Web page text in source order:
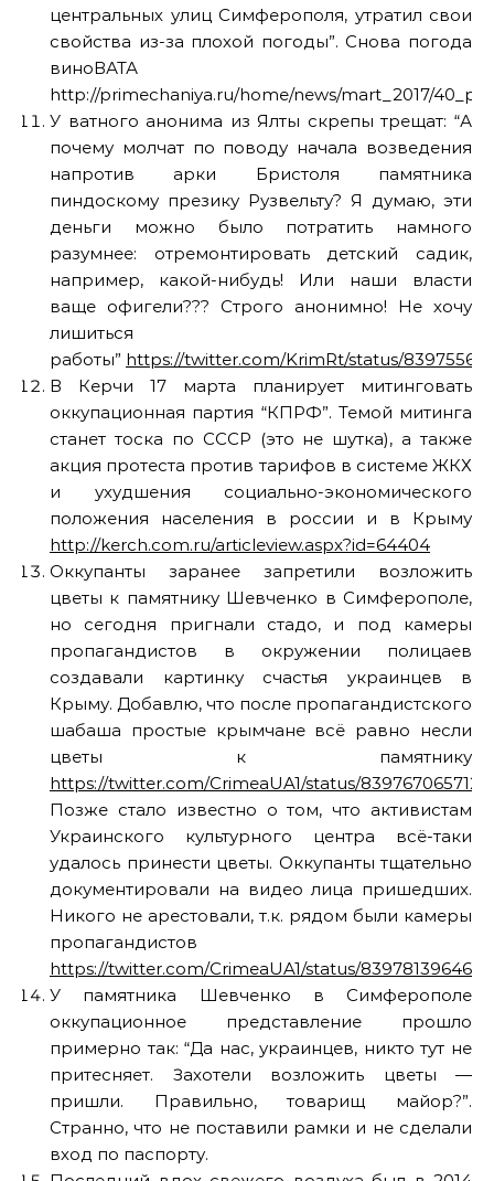
центральных улиц Симферополя, утратил свои
свойства из-за плохой погоды”. Снова погода
виноВАТА
http://primechaniya.ru/home/news/mart_2017/
У ватного анонима из Ялты скрепы трещат: “А
почему молчат по поводу начала возведения
напротив арки Бристоля памятника
пиндоскому презику Рузвельту? Я думаю, эти
деньги можно было потратить намного
разумнее: отремонтировать детский садик,
например, какой-нибудь! Или наши власти
ваще офигели??? Строго анонимно! Не хочу
лишиться
работы” https://twitter.com/KrimRt/status/
В Керчи 17 марта планирует митинговать
оккупационная партия “КПРФ”. Темой митинга
станет тоска по СССР (это не шутка), а также
акция протеста против тарифов в системе ЖКХ
и ухудшения социально-экономического
положения населения в россии и в Крыму
http://kerch.com.ru/articleview.aspx?id=64404
Оккупанты заранее запретили возложить
цветы к памятнику Шевченко в Симферополе,
но сегодня пригнали стадо, и под камеры
пропагандистов в окружении полицаев
создавали картинку счастья украинцев в
Крыму. Добавлю, что после пропагандистского
шабаша простые крымчане всё равно несли
цветы к памятнику
https://twitter.com/CrimeaUA1/status/
Позже стало известно о том, что активистам
Украинского культурного центра всё-таки
удалось принести цветы. Оккупанты тщательно
документировали на видео лица пришедших.
Никого не арестовали, т.к. рядом были камеры
пропагандистов
https://twitter.com/CrimeaUA1/status/
У памятника Шевченко в Симферополе
оккупационное представление прошло
примерно так: “Да нас, украинцев, никто тут не
притесняет. Захотели возложить цветы —
пришли. Правильно, товарищ майор?”.
Странно, что не поставили рамки и не сделали
вход по паспорту.